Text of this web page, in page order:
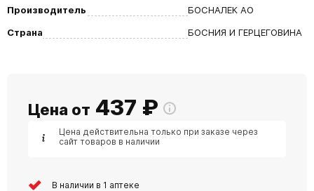
Производитель
БОСНАЛЕК АО
Страна
БОСНИЯ И ГЕРЦЕГОВИНА
Цена от 437 ₽
Цена действительна только при заказе через
сайт товаров в наличии
В наличии в 1 аптеке